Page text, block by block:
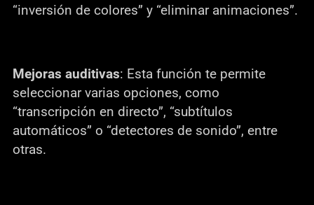
“inversión de colores” y “eliminar animaciones”.
Mejoras auditivas: Esta función te permite
seleccionar varias opciones, como
“transcripción en directo”, “subtítulos
automáticos” o “detectores de sonido”, entre
otras.